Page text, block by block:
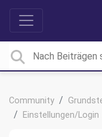
Community
Einstellungen/Login